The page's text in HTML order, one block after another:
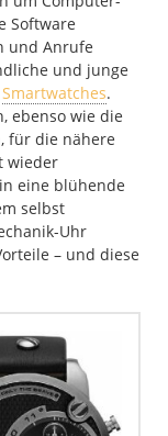
Software
und Anrufe
und junge
Smartwatches.
ebenso wie die
für die nähere
wieder
eine blühende
selbst
Uhr
– und diese